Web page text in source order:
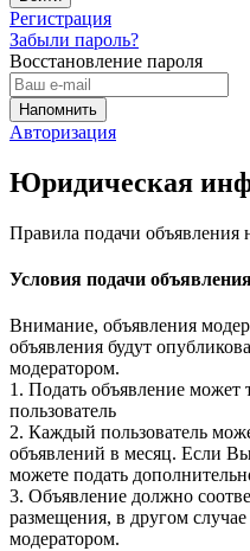
Регистрация
Забыли пароль?
Восстановление пароля
Авторизация
Юридическая
Правила подачи объявления
Условия подачи
Внимание, объявления
объявления будут
модератором.
1. Подать объявление может
пользователь
2. Каждый пользователь
объявлений в месяц. Если
можете подать
3. Объявление должно
размещения, в другом
модератором.